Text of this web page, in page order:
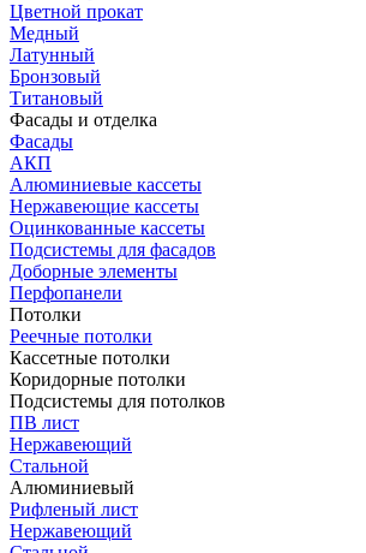
Цветной прокат
Медный
Латунный
Бронзовый
Титановый
Фасады и отделка
Фасады
АКП
Алюминиевые кассеты
Нержавеющие кассеты
Оцинкованные кассеты
Подсистемы для фасадов
Доборные элементы
Перфопанели
Потолки
Реечные потолки
Кассетные потолки
Коридорные потолки
Подсистемы для потолков
ПВ лист
Нержавеющий
Стальной
Алюминиевый
Рифленый лист
Нержавеющий